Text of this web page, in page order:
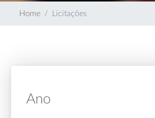
Home Licitações
Ano